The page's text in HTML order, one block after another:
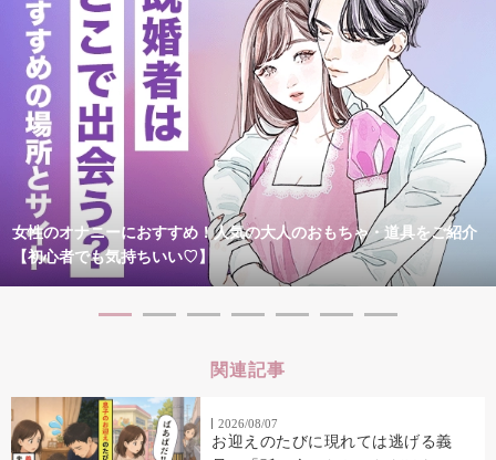
女性のオナニーにおすすめ！人気の大人のおもちゃ・道具をご紹介
【初心者でも気持ちいい♡】
関連記事
2026/08/07
お迎えのたびに現れては逃げる義